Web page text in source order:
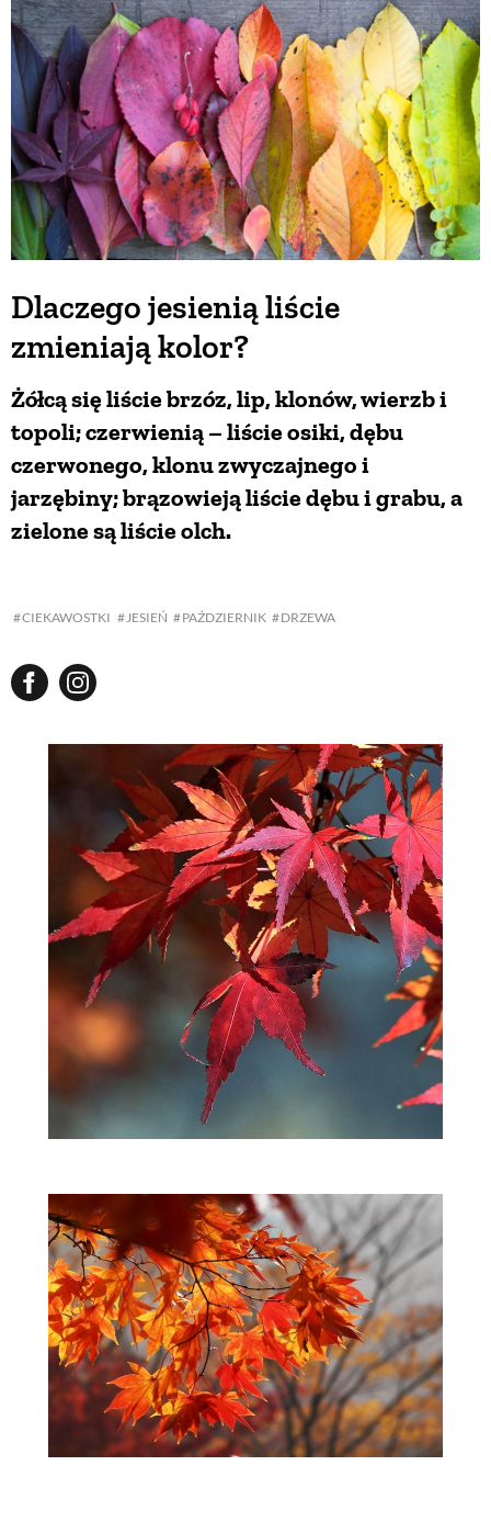
Dlaczego jesienią liście
zmieniają kolor?
CIEKAWOSTKI JESIEŃ PAŹDZIERNIK DRZEWA
Żółcą się liście brzóz, lip, klonów, wierzb i
topoli; czerwienią – liście osiki, dębu
czerwonego, klonu zwyczajnego i
jarzębiny; brązowieją liście dębu i grabu, a
zielone są liście olch.
BUDUJEMY DOM
OGRÓD
WARZYWA I OWOCE
PORADY
ZIELEŃ W DOMU
PROJEKTOWANIE OGRODU
URODA
DLA DOMU
EKO ŻYCIE
PRZYRODA
ZWIERZĘTA DOMOWE
ZWIERZĘTA W NATURZE
GRZYBY
RĘKODZIEŁO
RZEMIOSŁO
ZWYCZAJE
ZRÓB TO SAM